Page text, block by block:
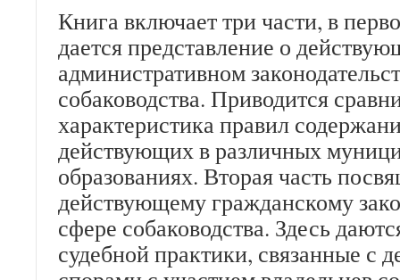
Книга включает три части, в
дается представление о
административном
собаководства. Приводится
характеристика правил
действующих в различных
образованиях. Вторая часть
действующему гражданскому
сфере собаководства. Здесь
судебной практики, связанные с